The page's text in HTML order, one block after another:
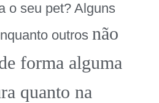
o seu pet? Alguns
outros não
forma alguma
quanto na